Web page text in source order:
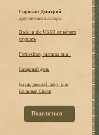
Сорокин Дмитрий
другие книги автора:
Back in the USSR от нечего
слушать
Fortissimo, mamma mia !
Базарный день
Блуждающий лифт, или
Больные Связи
Поделиться